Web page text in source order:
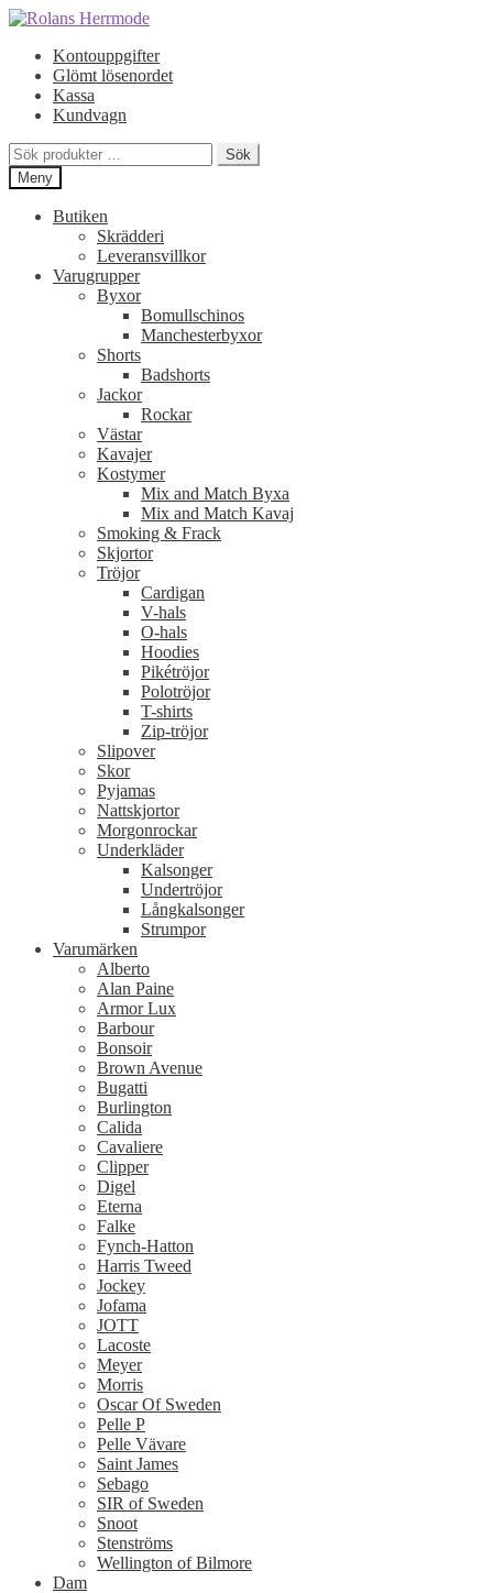
Hoppa
navigering
Hoppa
innehållKontouppgifter
Glömt lösenordet
Kassa
Kundvagn
Sök
efter:
Sök
Meny
Butiken
Skrädderi
Leveransvillkor
Varugrupper
Byxor
Bomullschinos
Manchesterbyxor
Shorts
Badshorts
Jackor
Rockar
Västar
Kavajer
Kostymer
Mix and Match Byxa
Mix and Match Kavaj
Smoking & Frack
Skjortor
Tröjor
Cardigan
V-hals
O-hals
Hoodies
Pikétröjor
Polotröjor
T-shirts
Zip-tröjor
Slipover
Skor
Pyjamas
Nattskjortor
Morgonrockar
Underkläder
Kalsonger
Undertröjor
Långkalsonger
Strumpor
Varumärken
Alberto
Alan Paine
Armor Lux
Barbour
Bonsoir
Brown Avenue
Bugatti
Burlington
Calida
Cavaliere
Clipper
Digel
Eterna
Falke
Fynch-Hatton
Harris Tweed
Jockey
Jofama
JOTT
Lacoste
Meyer
Morris
Oscar Of Sweden
Pelle P
Pelle Vävare
Saint James
Sebago
SIR of Sweden
Snoot
Stenströms
Wellington of Bilmore
Dam